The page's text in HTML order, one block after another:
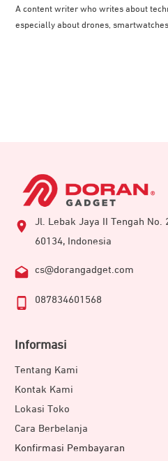
A content writer who writes about
especially about drones,
Jl. Lebak Jaya II Tengah No.
60134, Indonesia
cs@dorangadget.com
087834601568
Informasi
Tentang Kami
Kontak Kami
Lokasi Toko
Cara Berbelanja
Konfirmasi Pembayaran